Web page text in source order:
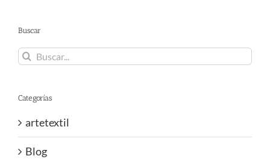
Buscar
Buscar:
Categorías
artetextil
Blog